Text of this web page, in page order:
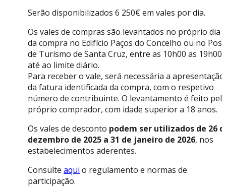
Serão disponibilizados 6 250€ em vales por dia.
Os vales de compras são levantados no próprio dia
da compra no Edifício Paços do Concelho ou no
de Turismo de Santa Cruz, entre as 10h00 as 19h00,
até ao limite diário.
Para receber o vale, será necessária a apresentação
da fatura identificada da compra, com o respetivo
número de contribuinte. O levantamento é feito
próprio comprador, com idade superior a 18 anos.
Os vales de desconto podem ser utilizados de 26
dezembro de 2025 a 31 de janeiro de 2026, nos
estabelecimentos aderentes.
Consulte aqui o regulamento e normas de
participação.